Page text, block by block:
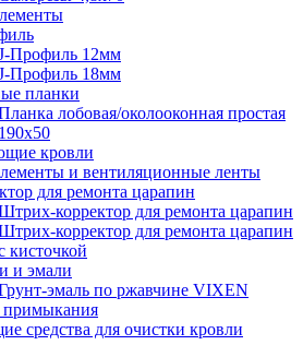
Профиль 12мм
Профиль 18мм
планки
лобовая/околооконная простая
190х50
кровли
и вентиляционные ленты
для ремонта царапин
корректор для ремонта царапин
корректор для ремонта царапин
кисточкой
и эмали
эмаль по ржавчине VIXEN
примыкания
средства для очистки кровли